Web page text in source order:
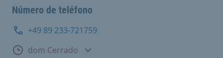
Número de teléfono
+49 89 233-721759
Horario de consulta
dom Cerrado